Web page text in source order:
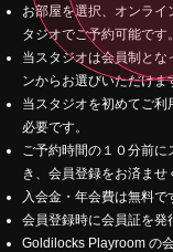
お部屋を選択、オンラ
タジオでご予約可能です。
当スタジオは会員制とな
ンからお選びいただけま
当スタジオを初めてご
必要です。
ご予約時間の１０分前
き、会員登録をお済ませ
入会金・年会費は無料で
会員登録時に会員証を発
Goldilocks Playroom の